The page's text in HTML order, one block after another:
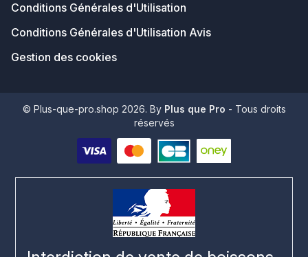
Conditions Générales d'Utilisation
Conditions Générales d'Utilisation Avis
Gestion des cookies
© Plus-que-pro.shop 2026. By Plus que Pro - Tous droits
réservés